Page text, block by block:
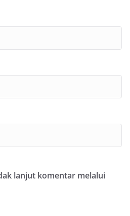
lanjut komentar melalui